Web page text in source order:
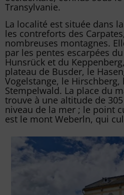
Transylvanie.
La localité est située dans
les contreforts des
nombreuses montagnes.
par les pentes escarpées
Hunsrück et du
plateau de Busder, le
Vogelstange, le Hirschberg,
Stempelwald. La place du
trouve à une altitude de
niveau de la mer ; le point
est le mont Weberln, qui